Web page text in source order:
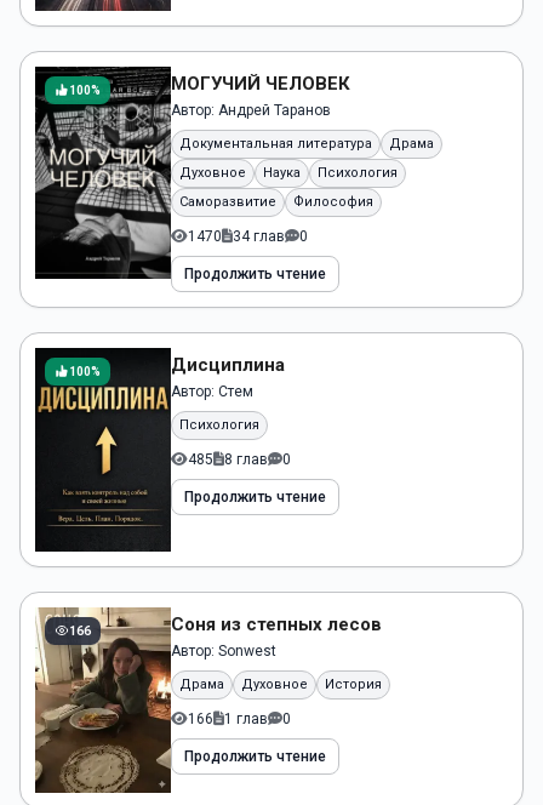
100% МОГУЧИЙ ЧЕЛОВЕК
Автор: Андрей Таранов
Документальная литература
Драма
Духовное
Наука
Психология
Саморазвитие
Философия
1470 34 глав 0
Продолжить чтение
100% Дисциплина
Автор: Стем
Психология
485 8 глав 0
Продолжить чтение
166 Cоня из степных лесов
Автор: Sonwest
Драма Духовное История
166 1 глав 0
Продолжить чтение